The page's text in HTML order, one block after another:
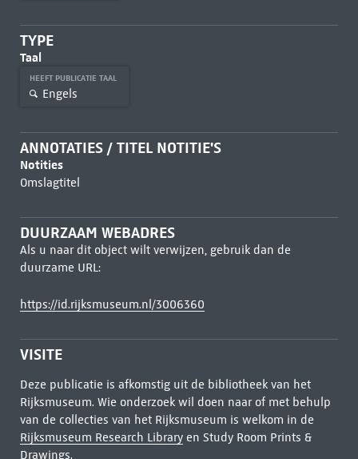
TYPE
Taal
HEEFT PUBLICATIE TAAL
Engels
ANNOTATIES / TITEL NOTITIE'S
Notities
Omslagtitel
DUURZAAM WEBADRES
Als u naar dit object wilt verwijzen, gebruik dan de
duurzame URL:
https://id.rijksmuseum.nl/3006360
VISITE
Deze publicatie is afkomstig uit de bibliotheek van het
Rijksmuseum. Wie onderzoek wil doen naar of met behulp
van de collecties van het Rijksmuseum is welkom in de
Rijksmuseum Research Libraryen Study Room Prints &
Drawings.